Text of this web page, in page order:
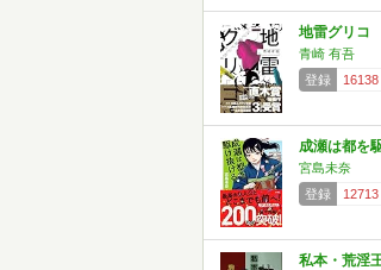
地雷グリコ
青崎 有吾
登録
16138
成瀬は都を
宮島未奈
登録
12713
私本・荒淫